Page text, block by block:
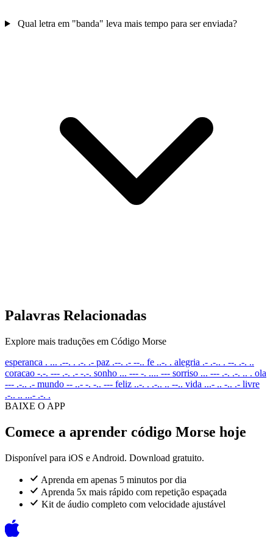
Qual letra em "banda" leva mais tempo para ser enviada?
Palavras Relacionadas
Explore mais traduções em Código Morse
esperanca . ... .--. . .-. .- paz .--. .- --.. fe ..-. . alegria .- .-.. . --. .-. ..
coracao -.-. --- .-. .- -.-. sonho ... --- -. .... --- sorriso ... --- .-. .-. .. . ola
--- .-.. .- mundo -- ..- -. -.. --- feliz ..-. . .-.. .. --.. vida ...- .. -.. .- livre
.-.. .. ...- .-. .
BAIXE O APP
Comece a aprender código Morse hoje
Disponível para iOS e Android. Download gratuito.
Aprenda em apenas 5 minutos por dia
Aprenda 5x mais rápido com repetição espaçada
Kit de áudio completo com velocidade ajustável